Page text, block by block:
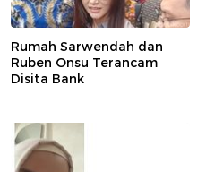
Rumah Sarwendah dan
Ruben Onsu Terancam
Disita Bank